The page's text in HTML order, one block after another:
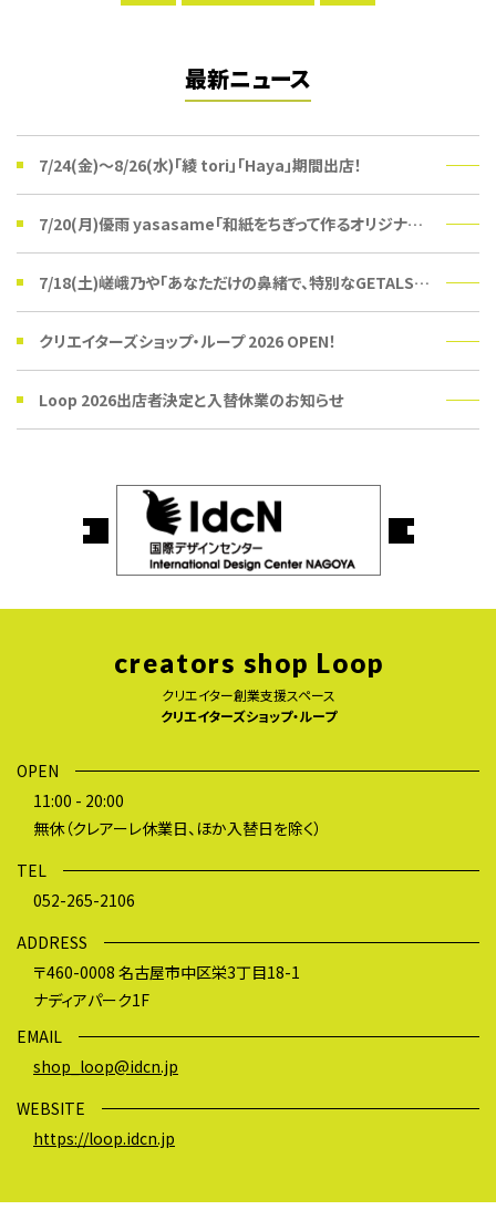
最新ニュース
7/24(金)〜8/26(水)「綾 tori」「Haya」期間出店！
7/20(月)優雨 yasasame「和紙をちぎって作るオリジナルうちわ」ワークショップ
7/18(土)嵯峨乃や「あなただけの鼻緒で、特別なGETALSを。」受注会
クリエイターズショップ・ループ 2026 OPEN！
Loop 2026出店者決定と入替休業のお知らせ
creators shop Loop
クリエイター創業支援スペース
クリエイターズショップ・ループ
OPEN
11:00 - 20:00
無休（クレアーレ休業日、ほか入替日を除く）
TEL
052-265-2106
ADDRESS
〒460-0008 名古屋市中区栄3丁目18-1
ナディアパーク1F
EMAIL
shop_loop@idcn.jp
WEBSITE
https://loop.idcn.jp